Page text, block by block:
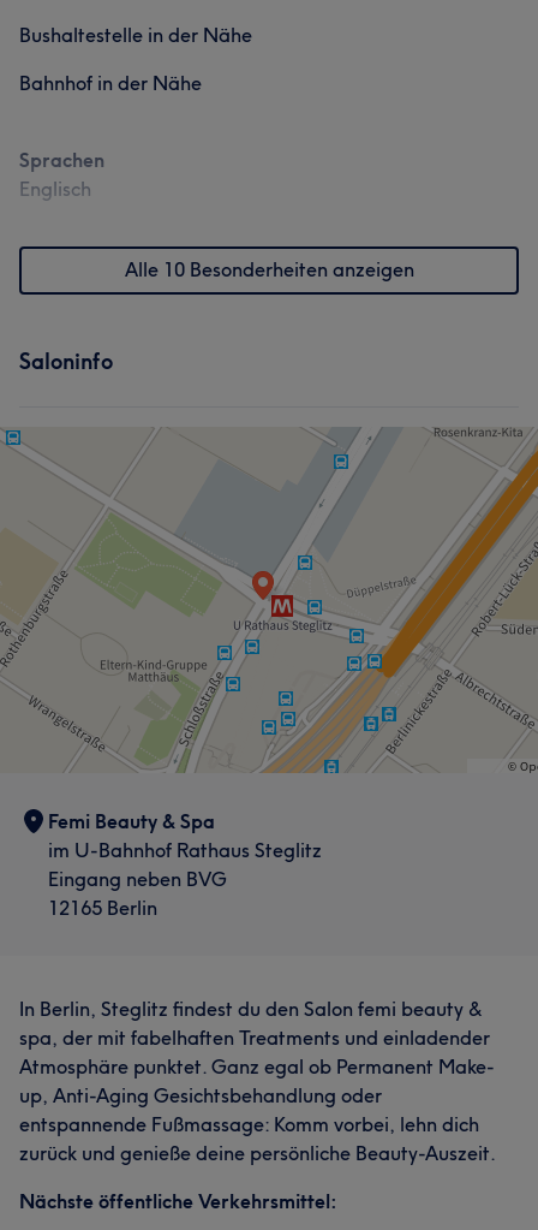
Freundlich 5
Bushaltestelle in der Nähe
Bahnhof in der Nähe
Sprachen
Englisch
Alle 10 Besonderheiten anzeigen
Saloninfo
Femi Beauty & Spa
im U-Bahnhof Rathaus Steglitz
Eingang neben BVG
12165 Berlin
In Berlin, Steglitz findest du den Salon femi beauty &
spa, der mit fabelhaften Treatments und einladender
Atmosphäre punktet. Ganz egal ob Permanent Make-
up, Anti-Aging Gesichtsbehandlung oder
entspannende Fußmassage: Komm vorbei, lehn dich
zurück und genieße deine persönliche Beauty-Auszeit.
Nächste öffentliche Verkehrsmittel: